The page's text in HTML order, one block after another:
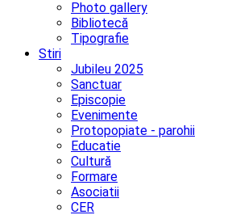
Photo gallery
Bibliotecă
Tipografie
Stiri
Jubileu 2025
Sanctuar
Episcopie
Evenimente
Protopopiate - parohii
Educatie
Cultură
Formare
Asociatii
CER